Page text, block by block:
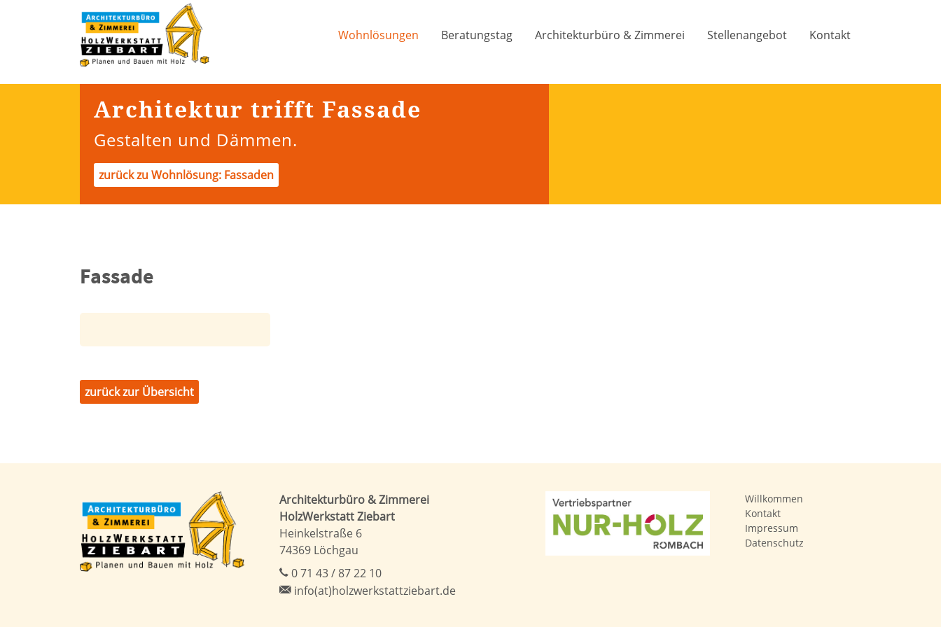
Wohnlösungen Beratungstag Architekturbüro & Zimmerei Stellenangebot Kontakt
Architektur trifft Fassade
Gestalten und Dämmen.
zurück zu Wohnlösung: Fassaden
Fassade
zurück zur Übersicht
Architekturbüro & Zimmerei
HolzWerkstatt Ziebart
Heinkelstraße 6
74369 Löchgau
0 71 43 / 87 22 10
info(at)holzwerkstattziebart.de
Willkommen
Kontakt
Impressum
Datenschutz